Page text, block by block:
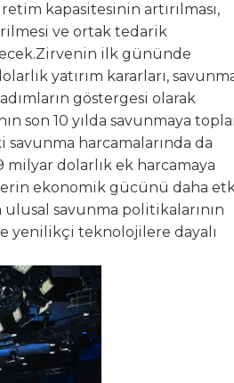
kapasitesinin artırılması,
ve ortak tedarik
ilk gününde
yatırım kararları,
göstergesi olarak
son 10 yılda savunmaya
harcamalarında da
milyar dolarlık ek harcamaya
ekonomik gücünü daha
savunma politikalarının
yenilikçi teknolojilere dayalı